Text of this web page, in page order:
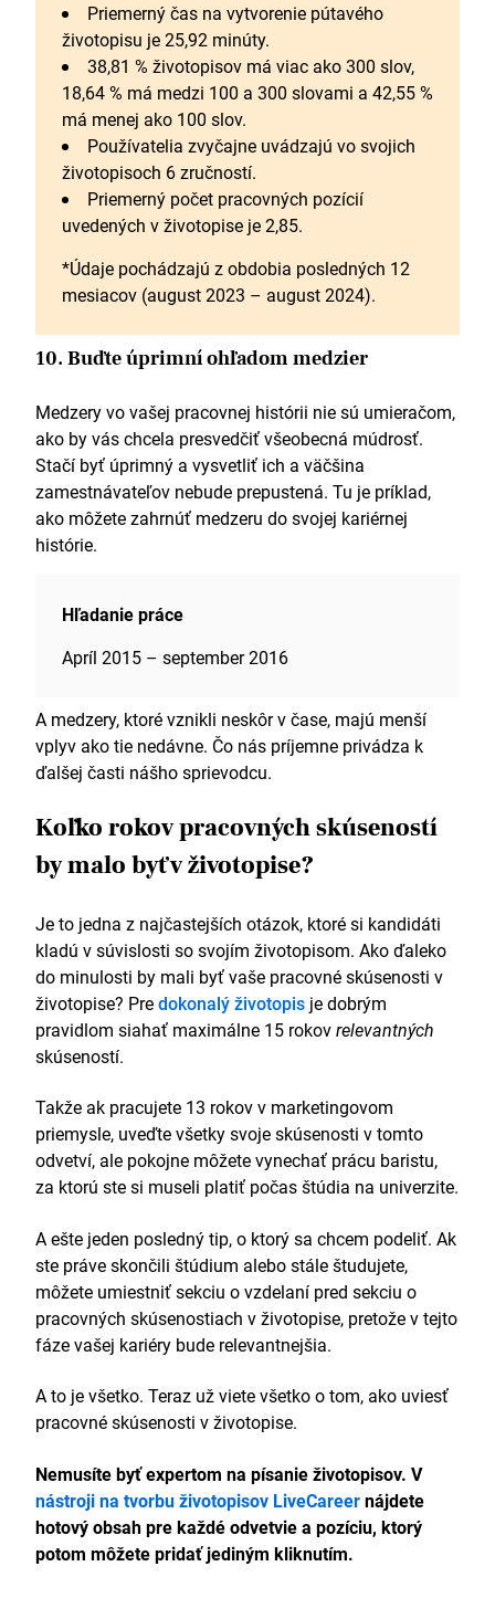
Priemerný čas na vytvorenie pútavého
životopisu je 25,92 minúty.
38,81 % životopisov má viac ako 300 slov,
18,64 % má medzi 100 a 300 slovami a 42,55 %
má menej ako 100 slov.
Používatelia zvyčajne uvádzajú vo svojich
životopisoch 6 zručností.
Priemerný počet pracovných pozícií
uvedených v životopise je 2,85.
*Údaje pochádzajú z obdobia posledných 12
mesiacov (august 2023 – august 2024).
10. Buďte úprimní ohľadom medzier
Medzery vo vašej pracovnej histórii nie sú umieračom,
ako by vás chcela presvedčiť všeobecná múdrosť.
Stačí byť úprimný a vysvetliť ich a väčšina
zamestnávateľov nebude prepustená. Tu je príklad,
ako môžete zahrnúť medzeru do svojej kariérnej
histórie.
Hľadanie práce
Apríl 2015 – september 2016
A medzery, ktoré vznikli neskôr v čase, majú menší
vplyv ako tie nedávne. Čo nás príjemne privádza k
ďalšej časti nášho sprievodcu.
Koľko rokov pracovných skúseností
by malo byť v životopise?
Je to jedna z najčastejších otázok, ktoré si kandidáti
kladú v súvislosti so svojím životopisom. Ako ďaleko
do minulosti by mali byť vaše pracovné skúsenosti v
životopise? Predokonalý životopis je dobrým
pravidlom siahať maximálne 15 rokovrelevantných
skúseností.
Takže ak pracujete 13 rokov v marketingovom
priemysle, uveďte všetky svoje skúsenosti v tomto
odvetví, ale pokojne môžete vynechať prácu baristu,
za ktorú ste si museli platiť počas štúdia na univerzite.
A ešte jeden posledný tip, o ktorý sa chcem podeliť. Ak
ste práve skončili štúdium alebo stále študujete,
môžete umiestniť sekciu o vzdelaní pred sekciu o
pracovných skúsenostiach v životopise, pretože v tejto
fáze vašej kariéry bude relevantnejšia.
A to je všetko. Teraz už viete všetko o tom, ako uviesť
pracovné skúsenosti v životopise.
Nemusíte byť expertom na písanie životopisov. V
nástroji na tvorbu životopisov LiveCareernájdete
hotový obsah pre každé odvetvie a pozíciu, ktorý
potom môžete pridať jediným kliknutím.